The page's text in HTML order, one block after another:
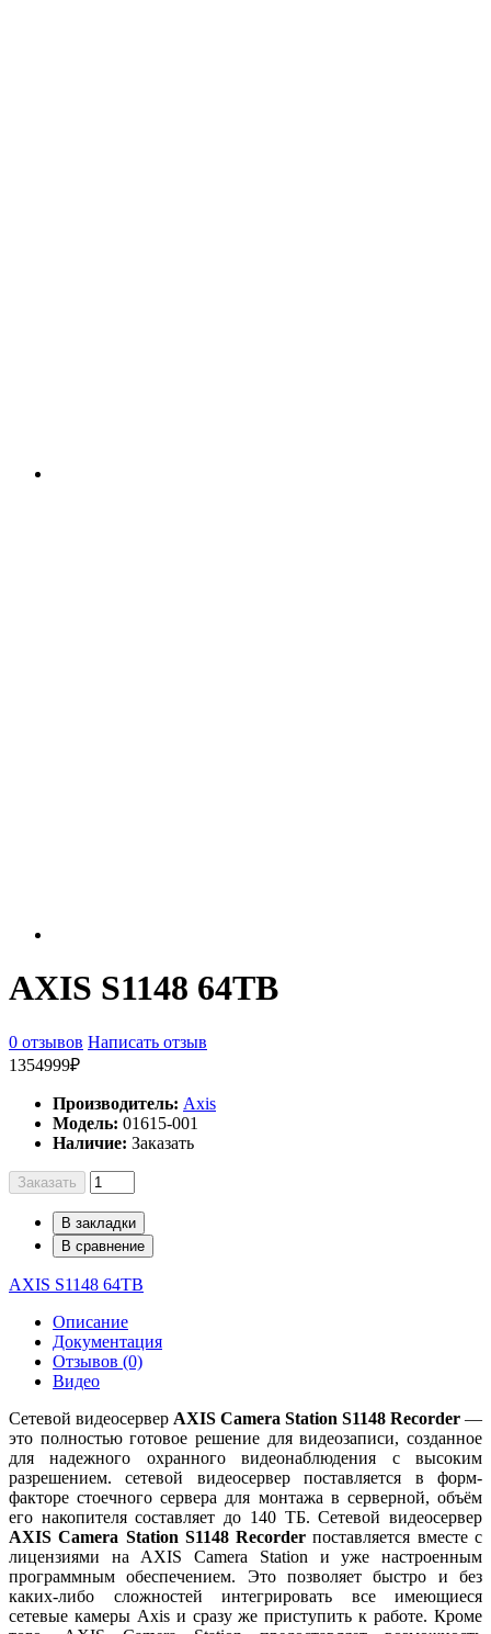
AXIS S1148 64TB
0 отзывов Написать отзыв
1354999₽
Производитель: Axis
Модель: 01615-001
Наличие: Заказать
Заказать
В закладки
В сравнение
AXIS S1148 64TB
Описание
Документация
Отзывов (0)
Видео
Сетевой видеосервер AXIS Camera Station S1148 Recorder —
это полностью готовое решение для видеозаписи, созданное
для надежного охранного видеонаблюдения с высоким
разрешением. сетевой видеосервер поставляется в форм-
факторе стоечного сервера для монтажа в серверной, объём
его накопителя составляет до 140 ТБ. Сетевой видеосервер
AXIS Camera Station S1148 Recorder поставляется вместе с
лицензиями на AXIS Camera Station и уже настроенным
программным обеспечением. Это позволяет быстро и без
каких-либо сложностей интегрировать все имеющиеся
сетевые камеры Axis и сразу же приступить к работе. Кроме